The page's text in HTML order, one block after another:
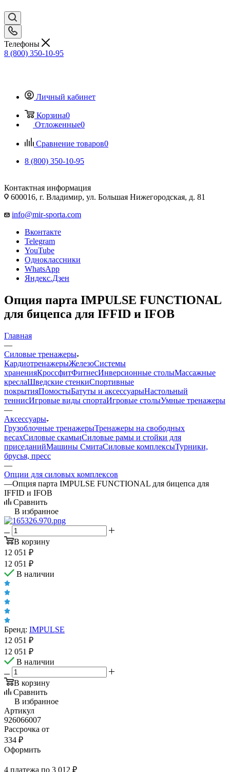
Телефоны
8 (800) 350-10-95
Личный кабинет
Корзина0
Отложенные0
Сравнение товаров0
8 (800) 350-10-95
Контактная информация
600016, г. Владимир, ул. Большая Нижегородская, д. 81
info@mir-sporta.com
Вконтакте
Telegram
YouTube
Одноклассники
WhatsApp
Яндекс.Дзен
Опция парта IMPULSE FUNCTIONAL
для бицепса для IFFID и IFOB
Главная
—
Силовые тренажеры
КардиотренажерыЖелезоСистемы
храненияКроссфитФитнесИнверсионные столыМассажные
креслаШведские стенкиСпортивные
покрытияПомостыБатуты и аксессуарыНастольный
теннисИгровые виды спортаИгровые столыУмные тренажеры
—
Аксессуары
Грузоблочные тренажерыТренажеры на свободных
весахСиловые скамьиСиловые рамы и стойки для
приседанийМашины СмитаСиловые комплексыТурники,
брусья, пресс
—
Опции для силовых комплексов
—Опция парта IMPULSE FUNCTIONAL для бицепса для
IFFID и IFOB
Сравнить
В избранное
В корзину
12 051 ₽
12 051 ₽
В наличии
Бренд: IMPULSE
12 051 ₽
12 051 ₽
В наличии
В корзину
Сравнить
В избранное
Артикул
926066007
Рассрочка от
334 ₽
Оформить
4 платежа по 3 012 ₽